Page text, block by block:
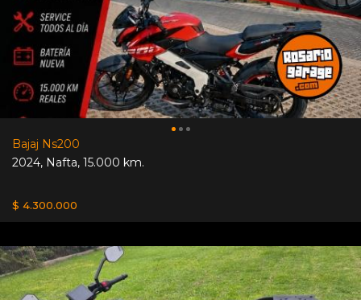
Bajaj Ns200
2024, Nafta, 15.000 km.
$ 4.300.000